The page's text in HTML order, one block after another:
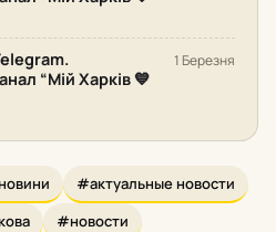
“Мій Харків 💙
1 Березня
#актуальные новости
#новости